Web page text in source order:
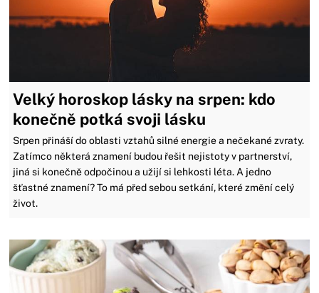
Velký horoskop lásky na srpen: kdo
konečně potká svoji lásku
Srpen přináší do oblasti vztahů silné energie a nečekané zvraty.
Zatímco některá znamení budou řešit nejistoty v partnerství,
jiná si konečně odpočinou a užijí si lehkosti léta. A jedno
šťastné znamení? To má před sebou setkání, které změní celý
život.